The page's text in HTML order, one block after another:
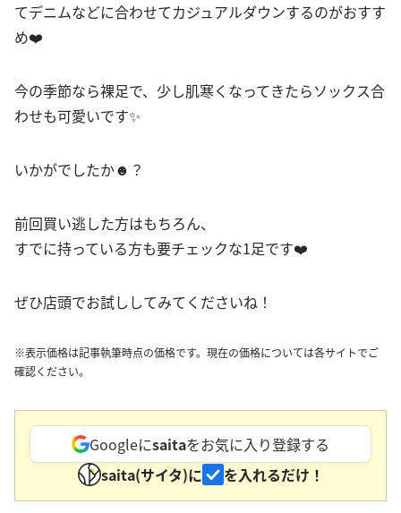
てデニムなどに合わせてカジュアルダウンするのがおすす
め❤️
今の季節なら裸足で、少し肌寒くなってきたらソックス合
わせも可愛いです✨
いかがでしたか☻？
前回買い逃した方はもちろん、
すでに持っている方も要チェックな1足です❤️
ぜひ店頭でお試ししてみてくださいね！
※表示価格は記事執筆時点の価格です。現在の価格については各サイトでご
確認ください。
Googleにsaitaをお気に入り登録する
saita(サイタ)に
を入れるだけ！